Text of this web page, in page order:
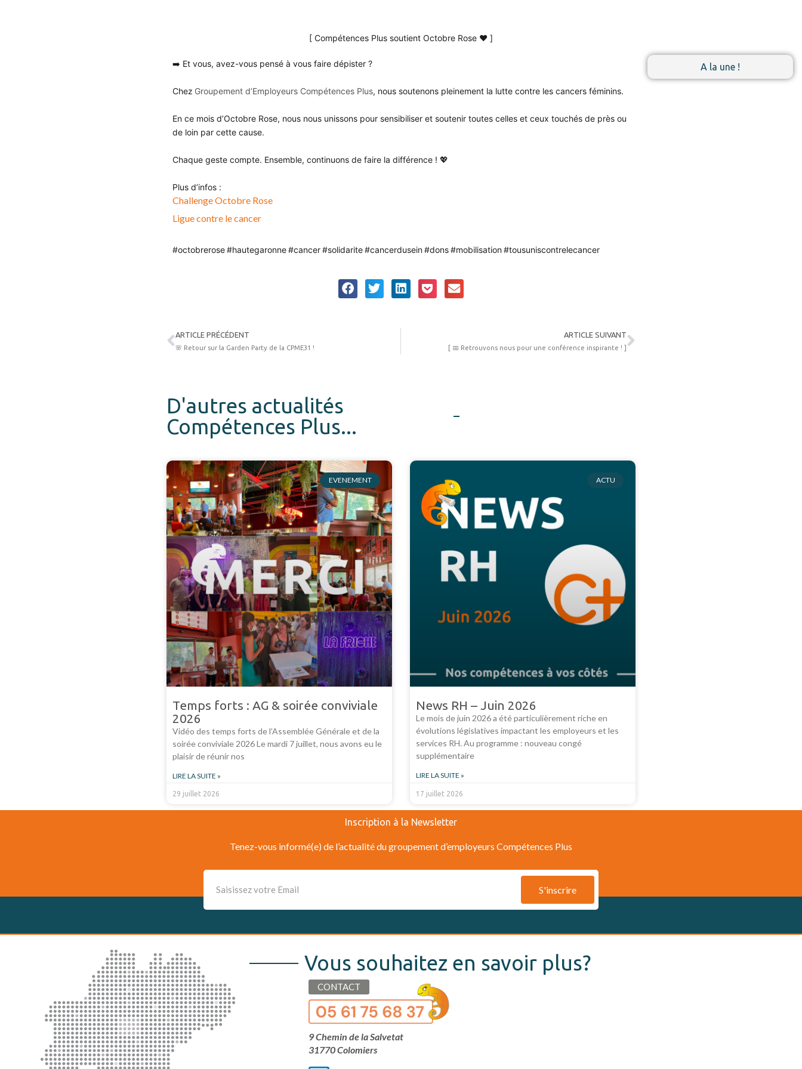
[ Compétences Plus soutient Octobre Rose ❤️]
➡️ Et vous, avez-vous pensé à vous faire dépister ?
Chez Groupement d’Employeurs Compétences Plus, nous soutenons pleinement la lutte contre les cancers féminins.
En ce mois d’Octobre Rose, nous nous unissons pour sensibiliser et soutenir toutes celles et ceux touchés de près ou
de loin par cette cause.
Chaque geste compte. Ensemble, continuons de faire la différence ! 💖
Plus d’infos :
Challenge Octobre Rose
Ligue contre le cancer
#octobrerose#hautegaronne#cancer#solidarite#cancerdusein#dons#mobilisation#tousuniscontrelecancer
ARTICLE PRÉCÉDENT
🌸 Retour sur la Garden Party de la CPME31 !
ARTICLE SUIVANT
[ 📅 Retrouvons nous pour une conférence inspirante ! ]
D'autres actualités
Compétences Plus...
EVENEMENT
Temps forts : AG & soirée conviviale
2026
Vidéo des temps forts de l’Assemblée Générale et de la
soirée conviviale 2026 Le mardi 7 juillet, nous avons eu le
plaisir de réunir nos
LIRE LA SUITE »
29 juillet 2026
ACTU
News RH – Juin 2026
Le mois de juin 2026 a été particulièrement riche en
évolutions législatives impactant les employeurs et les
services RH. Au programme : nouveau congé
supplémentaire
LIRE LA SUITE »
17 juillet 2026
A la une !
Inscription à la Newsletter
Tenez-vous informé(e) de l’actualité du groupement d’employeurs Compétences Plus
S'inscrire
Vous souhaitez en savoir plus?
CONTACT
9 Chemin de la Salvetat
31770 Colomiers